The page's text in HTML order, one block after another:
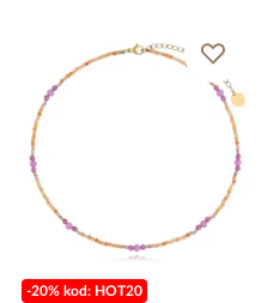
-20% kod: HOT20